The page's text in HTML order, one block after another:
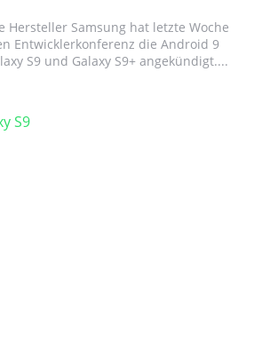
Hersteller Samsung hat letzte Woche
Entwicklerkonferenz die Android 9
S9 und Galaxy S9+ angekündigt....